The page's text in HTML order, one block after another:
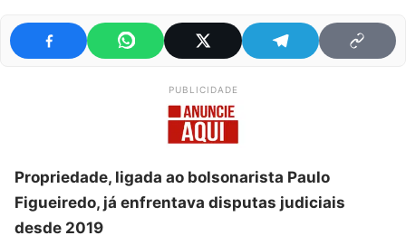
PUBLICIDADE
Propriedade, ligada ao bolsonarista Paulo
Figueiredo, já enfrentava disputas judiciais
desde 2019